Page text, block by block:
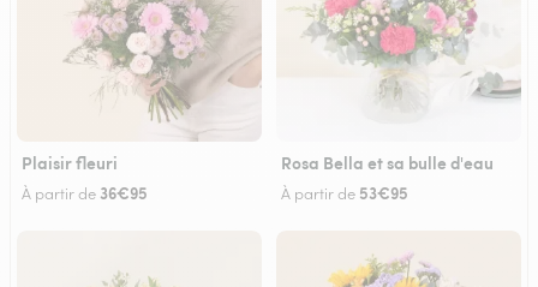
Plaisir fleuri
À partir de 36€95
Rosa Bella et sa bulle d'eau
À partir de 53€95